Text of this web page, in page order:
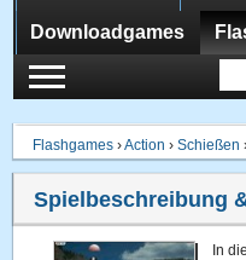
Downloadgames
Flashgames ›Action ›Schießen
Spielbeschreibung
In